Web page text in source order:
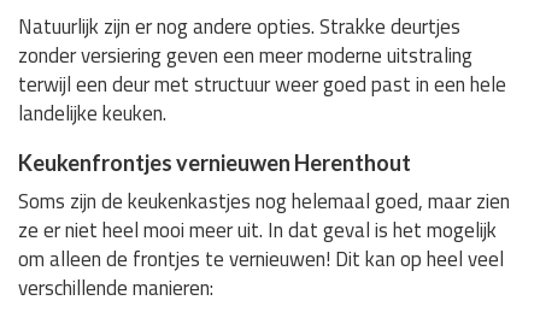
Natuurlijk zijn er nog andere opties. Strakke deurtjes
zonder versiering geven een meer moderne uitstraling
terwijl een deur met structuur weer goed past in een hele
landelijke keuken.
Keukenfrontjes vernieuwen Herenthout
Soms zijn de keukenkastjes nog helemaal goed, maar zien
ze er niet heel mooi meer uit. In dat geval is het mogelijk
om alleen de frontjes te vernieuwen! Dit kan op heel veel
verschillende manieren: